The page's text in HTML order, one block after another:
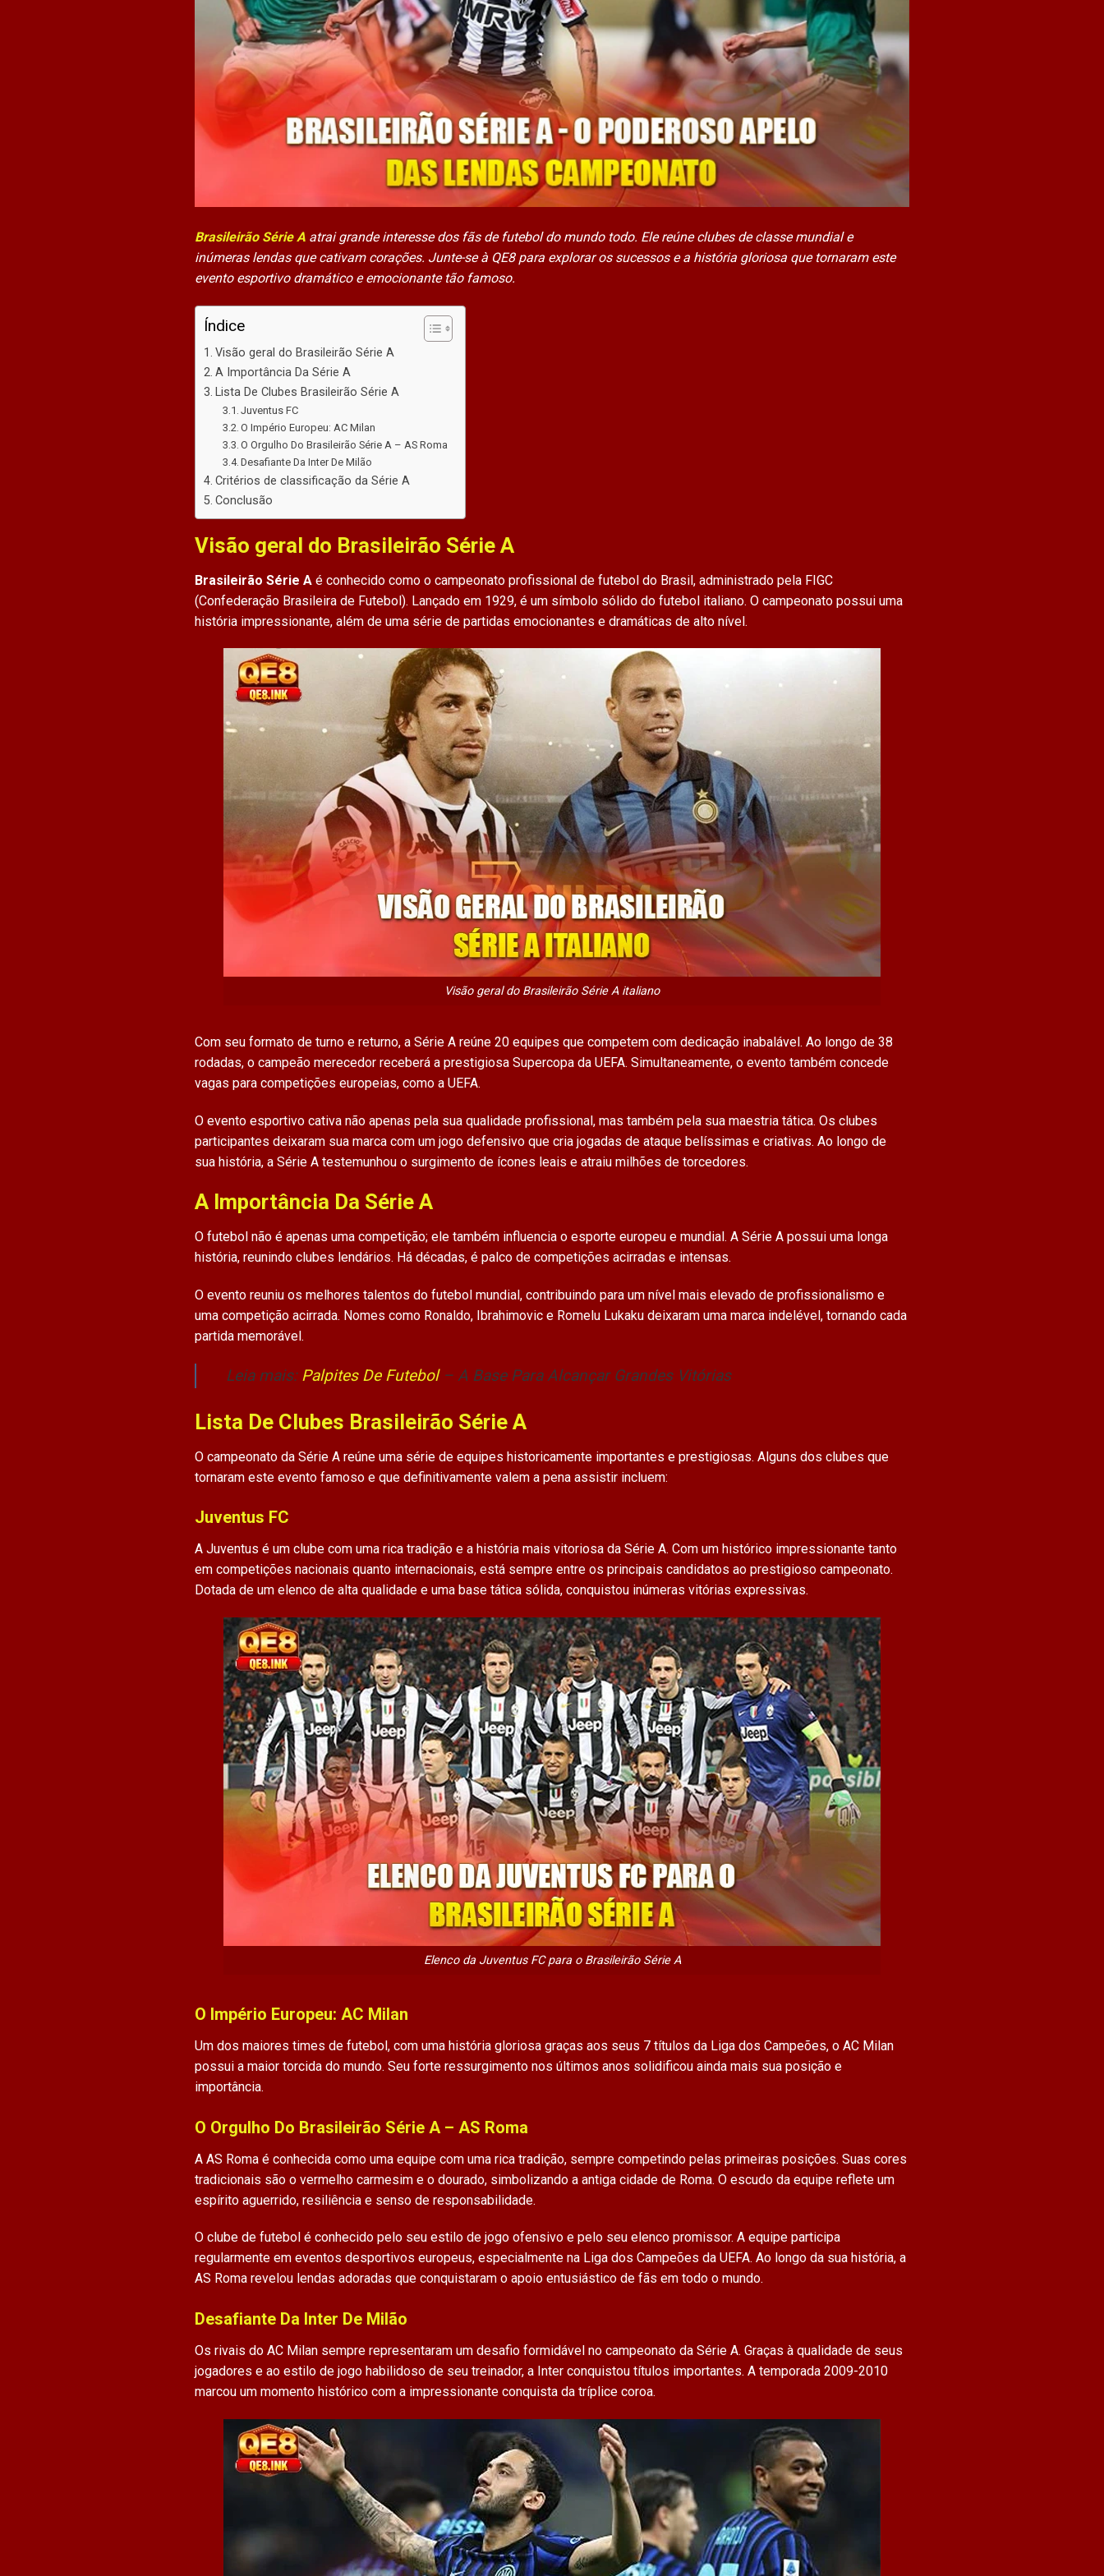
Brasileirão Série A atrai grande interesse dos fãs de futebol do mundo todo. Ele reúne clubes de classe mundial e
inúmeras lendas que cativam corações. Junte-se à QE8 para explorar os sucessos e a história gloriosa que tornaram este
evento esportivo dramático e emocionante tão famoso.
Índice
Visão geral do Brasileirão Série A
A Importância Da Série A
Lista De Clubes Brasileirão Série A
Juventus FC
O Império Europeu: AC Milan
O Orgulho Do Brasileirão Série A – AS Roma
Desafiante Da Inter De Milão
Critérios de classificação da Série A
Conclusão
Visão geral do Brasileirão Série A
Brasileirão Série A é conhecido como o campeonato profissional de futebol do Brasil, administrado pela FIGC
(Confederação Brasileira de Futebol). Lançado em 1929, é um símbolo sólido do futebol italiano. O campeonato possui uma
história impressionante, além de uma série de partidas emocionantes e dramáticas de alto nível.
Visão geral do Brasileirão Série A italiano
Com seu formato de turno e returno, a Série A reúne 20 equipes que competem com dedicação inabalável. Ao longo de 38
rodadas, o campeão merecedor receberá a prestigiosa Supercopa da UEFA. Simultaneamente, o evento também concede
vagas para competições europeias, como a UEFA.
O evento esportivo cativa não apenas pela sua qualidade profissional, mas também pela sua maestria tática. Os clubes
participantes deixaram sua marca com um jogo defensivo que cria jogadas de ataque belíssimas e criativas. Ao longo de
sua história, a Série A testemunhou o surgimento de ícones leais e atraiu milhões de torcedores.
A Importância Da Série A
O futebol não é apenas uma competição; ele também influencia o esporte europeu e mundial. A Série A possui uma longa
história, reunindo clubes lendários. Há décadas, é palco de competições acirradas e intensas.
O evento reuniu os melhores talentos do futebol mundial, contribuindo para um nível mais elevado de profissionalismo e
uma competição acirrada. Nomes como Ronaldo, Ibrahimovic e Romelu Lukaku deixaram uma marca indelével, tornando cada
partida memorável.
Leia mais: Palpites De Futebol– A Base Para Alcançar Grandes Vitórias
Lista De Clubes Brasileirão Série A
O campeonato da Série A reúne uma série de equipes historicamente importantes e prestigiosas. Alguns dos clubes que
tornaram este evento famoso e que definitivamente valem a pena assistir incluem:
Juventus FC
A Juventus é um clube com uma rica tradição e a história mais vitoriosa da Série A. Com um histórico impressionante tanto
em competições nacionais quanto internacionais, está sempre entre os principais candidatos ao prestigioso campeonato.
Dotada de um elenco de alta qualidade e uma base tática sólida, conquistou inúmeras vitórias expressivas.
Elenco da Juventus FC para o Brasileirão Série A
O Império Europeu: AC Milan
Um dos maiores times de futebol, com uma história gloriosa graças aos seus 7 títulos da Liga dos Campeões, o AC Milan
possui a maior torcida do mundo. Seu forte ressurgimento nos últimos anos solidificou ainda mais sua posição e
importância.
O Orgulho Do Brasileirão Série A – AS Roma
A AS Roma é conhecida como uma equipe com uma rica tradição, sempre competindo pelas primeiras posições. Suas cores
tradicionais são o vermelho carmesim e o dourado, simbolizando a antiga cidade de Roma. O escudo da equipe reflete um
espírito aguerrido, resiliência e senso de responsabilidade.
O clube de futebol é conhecido pelo seu estilo de jogo ofensivo e pelo seu elenco promissor. A equipe participa
regularmente em eventos desportivos europeus, especialmente na Liga dos Campeões da UEFA. Ao longo da sua história, a
AS Roma revelou lendas adoradas que conquistaram o apoio entusiástico de fãs em todo o mundo.
Desafiante Da Inter De Milão
Os rivais do AC Milan sempre representaram um desafio formidável no campeonato da Série A. Graças à qualidade de seus
jogadores e ao estilo de jogo habilidoso de seu treinador, a Inter conquistou títulos importantes. A temporada 2009-2010
marcou um momento histórico com a impressionante conquista da tríplice coroa.